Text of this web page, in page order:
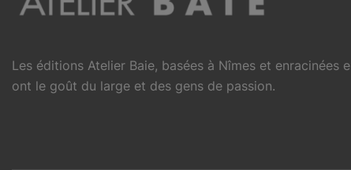
Les éditions Atelier Baie, basées à Nîmes et enracinées
ont le goût du large et des gens de passion.